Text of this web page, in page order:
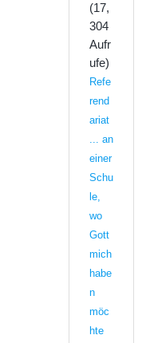
(17,
304
Aufr
ufe)
Refe
rend
ariat
... an
einer
Schu
le,
wo
Gott
mich
habe
n
möc
hte